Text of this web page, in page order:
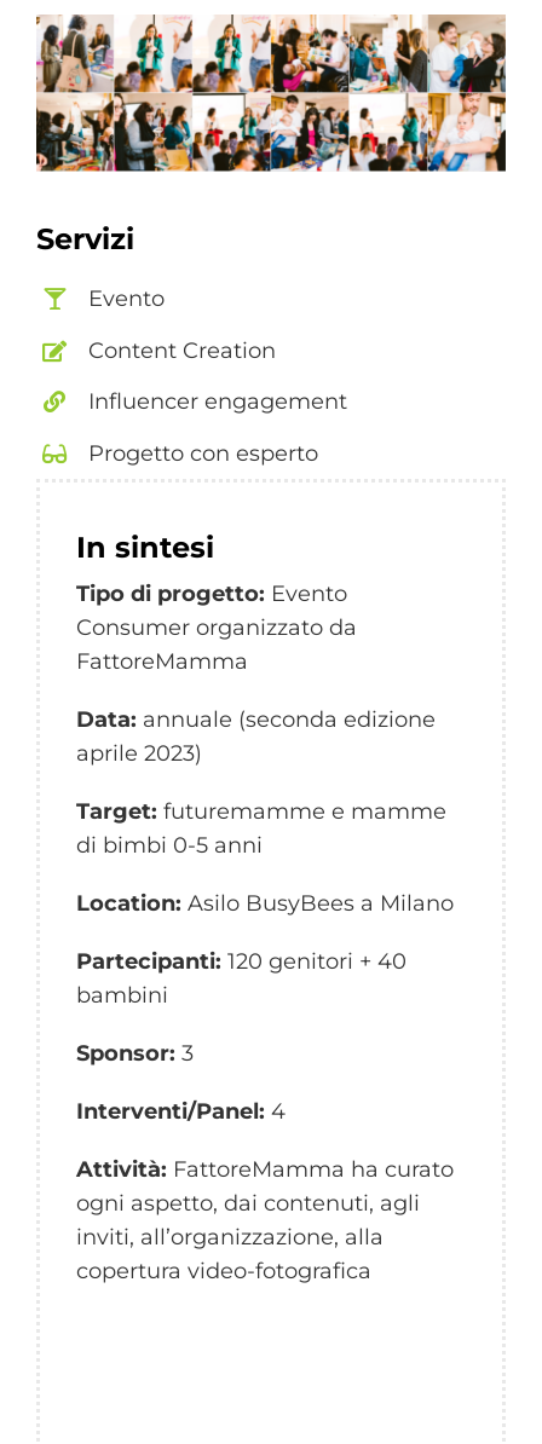
Servizi
Evento
Content Creation
Influencer engagement
Progetto con esperto
In sintesi
Tipo di progetto: Evento
Consumer organizzato da
FattoreMamma
Data: annuale (seconda edizione
aprile 2023)
Target: futuremamme e mamme
di bimbi 0-5 anni
Location: Asilo BusyBees a Milano
Partecipanti: 120 genitori + 40
bambini
Sponsor: 3
Interventi/Panel: 4
Attività: FattoreMamma ha curato
ogni aspetto, dai contenuti, agli
inviti, all’organizzazione, alla
copertura video-fotografica